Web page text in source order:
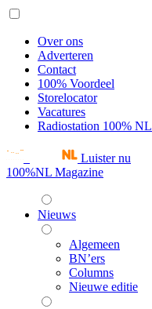
Over ons
Adverteren
Contact
100% Voordeel
Storelocator
Vacatures
Radiostation 100% NL
Luister nu
100%NL Magazine
Nieuws
Algemeen
BN’ers
Columns
Nieuwe editie